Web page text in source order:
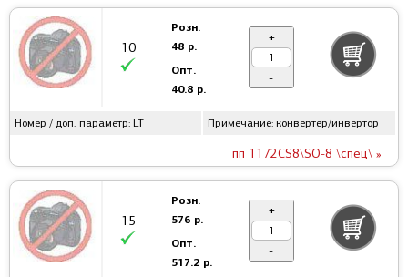
Номер / доп. параметр: LT Примечание: конвертер/инвертор
пп 1172CS8\SO-8 \спец\ »
10
Розн.
48 р.
Опт.
40.8 р.
+
-
15
Розн.
576 р.
Опт.
517.2 р.
+
-